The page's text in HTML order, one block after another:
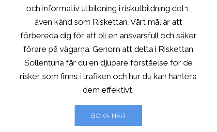
och informativ utbildning i riskutbildning del 1,
även känd som Riskettan. Vårt mål är att
förbereda dig för att bli en ansvarsfull och säker
förare på vägarna. Genom att delta i Riskettan
Sollentuna får du en djupare förståelse för de
risker som finns i trafiken och hur du kan hantera
dem effektivt.
BOKA HÄR